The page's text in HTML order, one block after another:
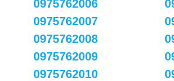
0975762006
0975762007
0975762008
0975762009
0975762010